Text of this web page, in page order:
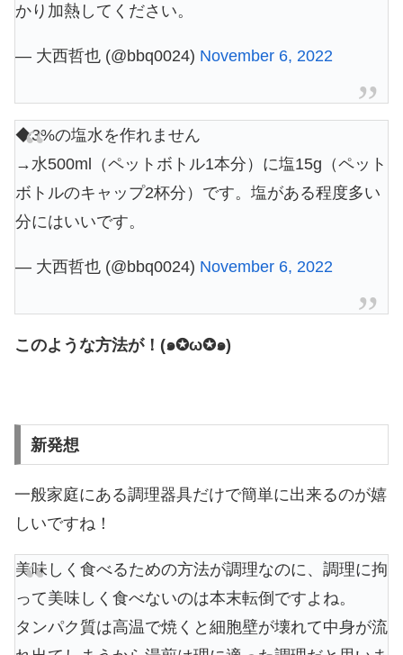
かり加熱してください。
— 大西哲也 (@bbq0024) November 6, 2022
◆3%の塩水を作れません
→水500ml（ペットボトル1本分）に塩15g（ペット
ボトルのキャップ2杯分）です。塩がある程度多い
分にはいいです。
— 大西哲也 (@bbq0024) November 6, 2022
このような方法が！(๑✪ω✪๑)
新発想
一般家庭にある調理器具だけで簡単に出来るのが嬉
しいですね！
美味しく食べるための方法が調理なのに、調理に拘
って美味しく食べないのは本末転倒ですよね。
タンパク質は高温で焼くと細胞壁が壊れて中身が流